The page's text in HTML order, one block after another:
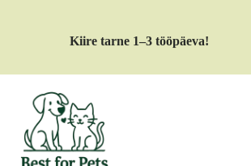
Kiire tarne 1–3 tööpäeva!